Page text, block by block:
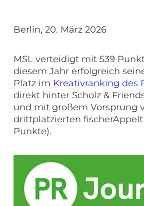
Berlin, 20. März 2026
MSL verteidigt mit 539
diesem Jahr erfolgreich
Platz im Kreativranking des
direkt hinter Scholz &
und mit großem Vorsprung
drittplatzierten fischerAppelt
Punkte).